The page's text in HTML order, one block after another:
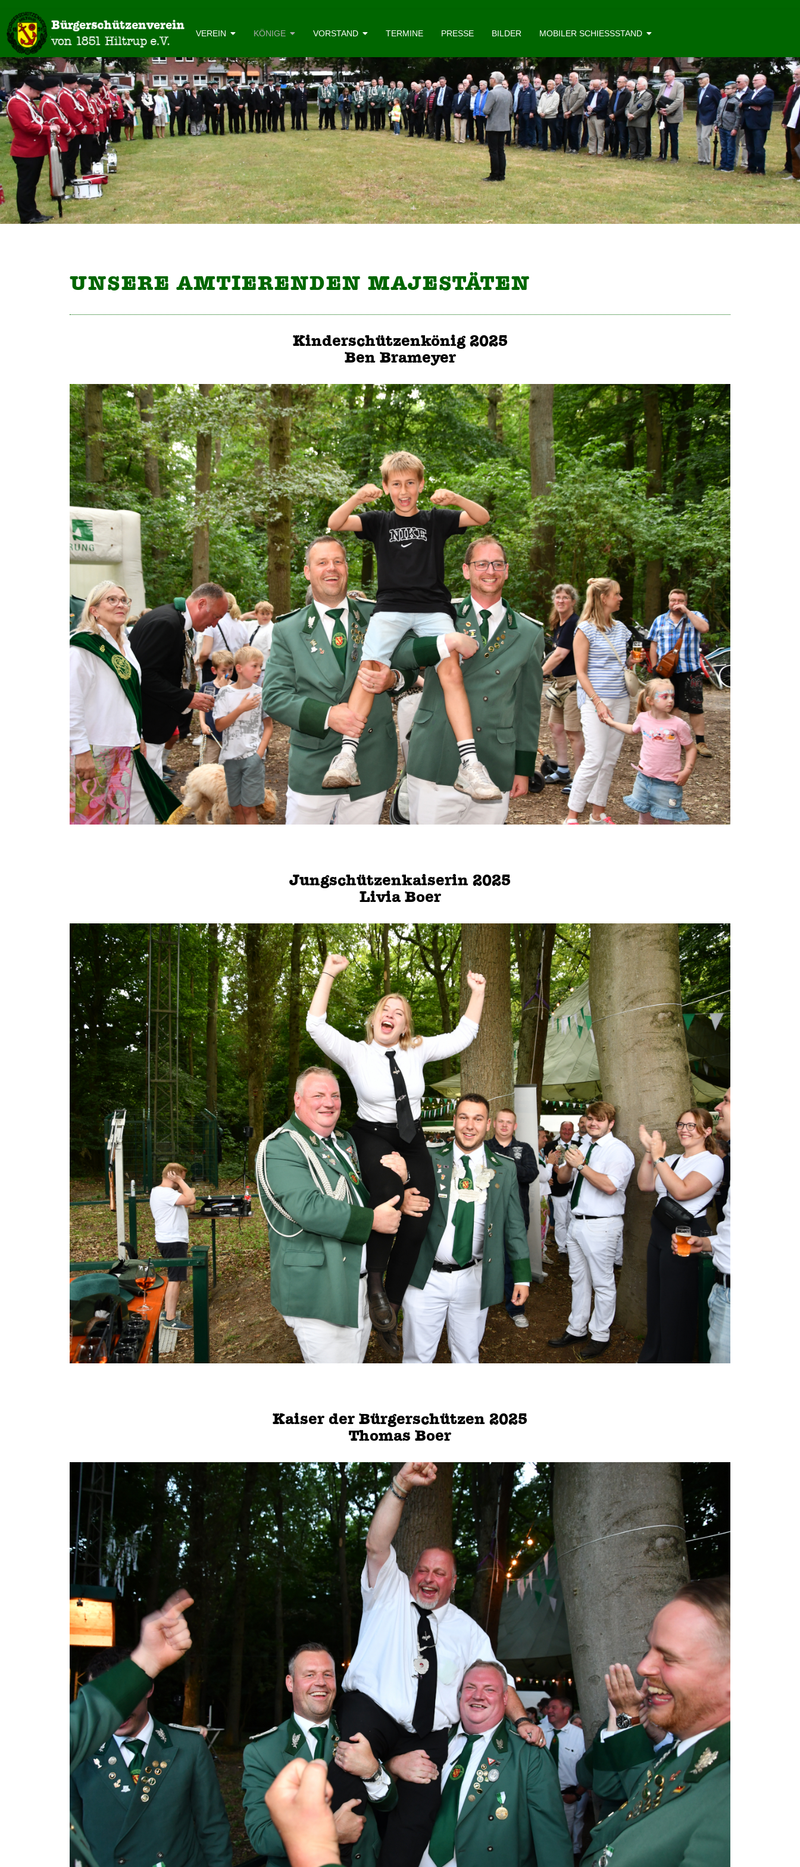
VEREIN KÖNIGE VORSTAND TERMINE PRESSE BILDER MOBILER SCHIESSSTAND
UNSERE AMTIERENDEN MAJESTÄTEN
Kinderschützenkönig 2025
Ben Brameyer
Jungschützenkaiserin 2025
Livia Boer
Kaiser der Bürgerschützen 2025
Thomas Boer